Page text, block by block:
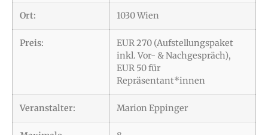
Ort: 1030 Wien
Preis:
EUR 270 (Aufstellungspaket
inkl. Vor- & Nachgespräch),
EUR 50 für
Repräsentant*innen
Veranstalter: Marion Eppinger